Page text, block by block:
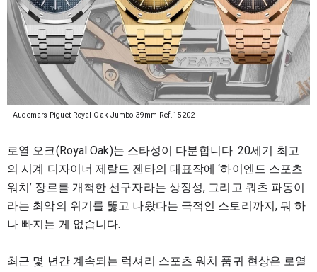
Audemars Piguet Royal Oak Jumbo 39mm Ref.15202
로열 오크(Royal Oak)는 스타성이 다분합니다. 20세기 최고
의 시계 디자이너 제랄드 젠타의 대표작에 ‘하이엔드 스포츠
워치’ 장르를 개척한 선구자라는 상징성, 그리고 쿼츠 파동이
라는 최악의 위기를 뚫고 나왔다는 극적인 스토리까지, 뭐 하
나 빠지는 게 없습니다.
최근 몇 년간 계속되는 럭셔리 스포츠 워치 품귀 현상은 로열